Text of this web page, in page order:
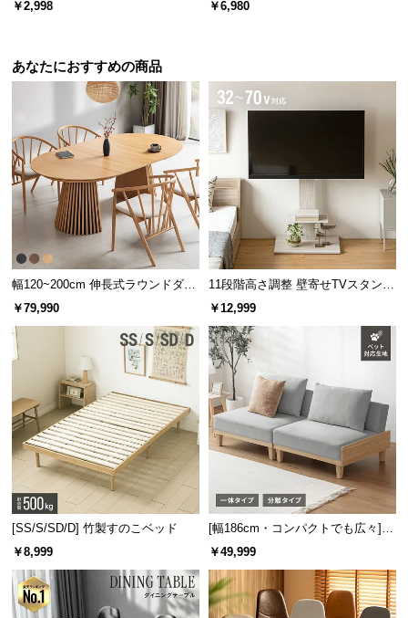
￥2,998 ￥6,980
あなたにおすすめの商品
幅120~200cm 伸長式ラウンドダイ
ニングテーブル 6人掛け 天然木突
板 美しい格子デザイン
￥79,990
11段階高さ調整 壁寄せTVスタンド
キャスター付き 上下左右角度調節
￥12,999
[SS/S/SD/D] 竹製すのこベッド
￥8,999
[幅186cm・コンパクトでも広々] 3
人掛けソファベッド リクライニン
￥49,999